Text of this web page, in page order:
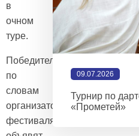
в
очном
туре.
Победителей,
по
словам
организаторов
фестиваля,
09.07.2026
Турнир по
«Прометей»